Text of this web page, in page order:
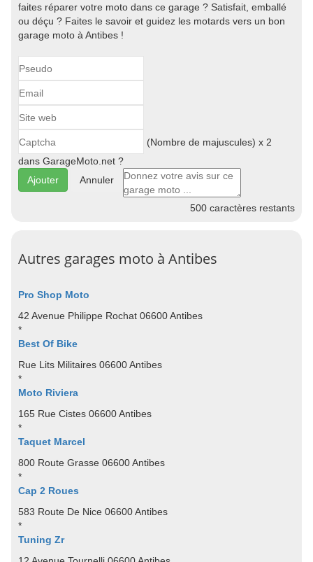
faites réparer votre moto dans ce garage ? Satisfait, emballé
ou déçu ? Faites le savoir et guidez les motards vers un bon
garage moto à Antibes !
(Nombre de majuscules) x 2
dans GarageMoto.net ?
Annuler
500 caractères restants
Autres garages moto à Antibes
Pro Shop Moto
42 Avenue Philippe Rochat 06600 Antibes
*
Best Of Bike
Rue Lits Militaires 06600 Antibes
*
Moto Riviera
165 Rue Cistes 06600 Antibes
*
Taquet Marcel
800 Route Grasse 06600 Antibes
*
Cap 2 Roues
583 Route De Nice 06600 Antibes
*
Tuning Zr